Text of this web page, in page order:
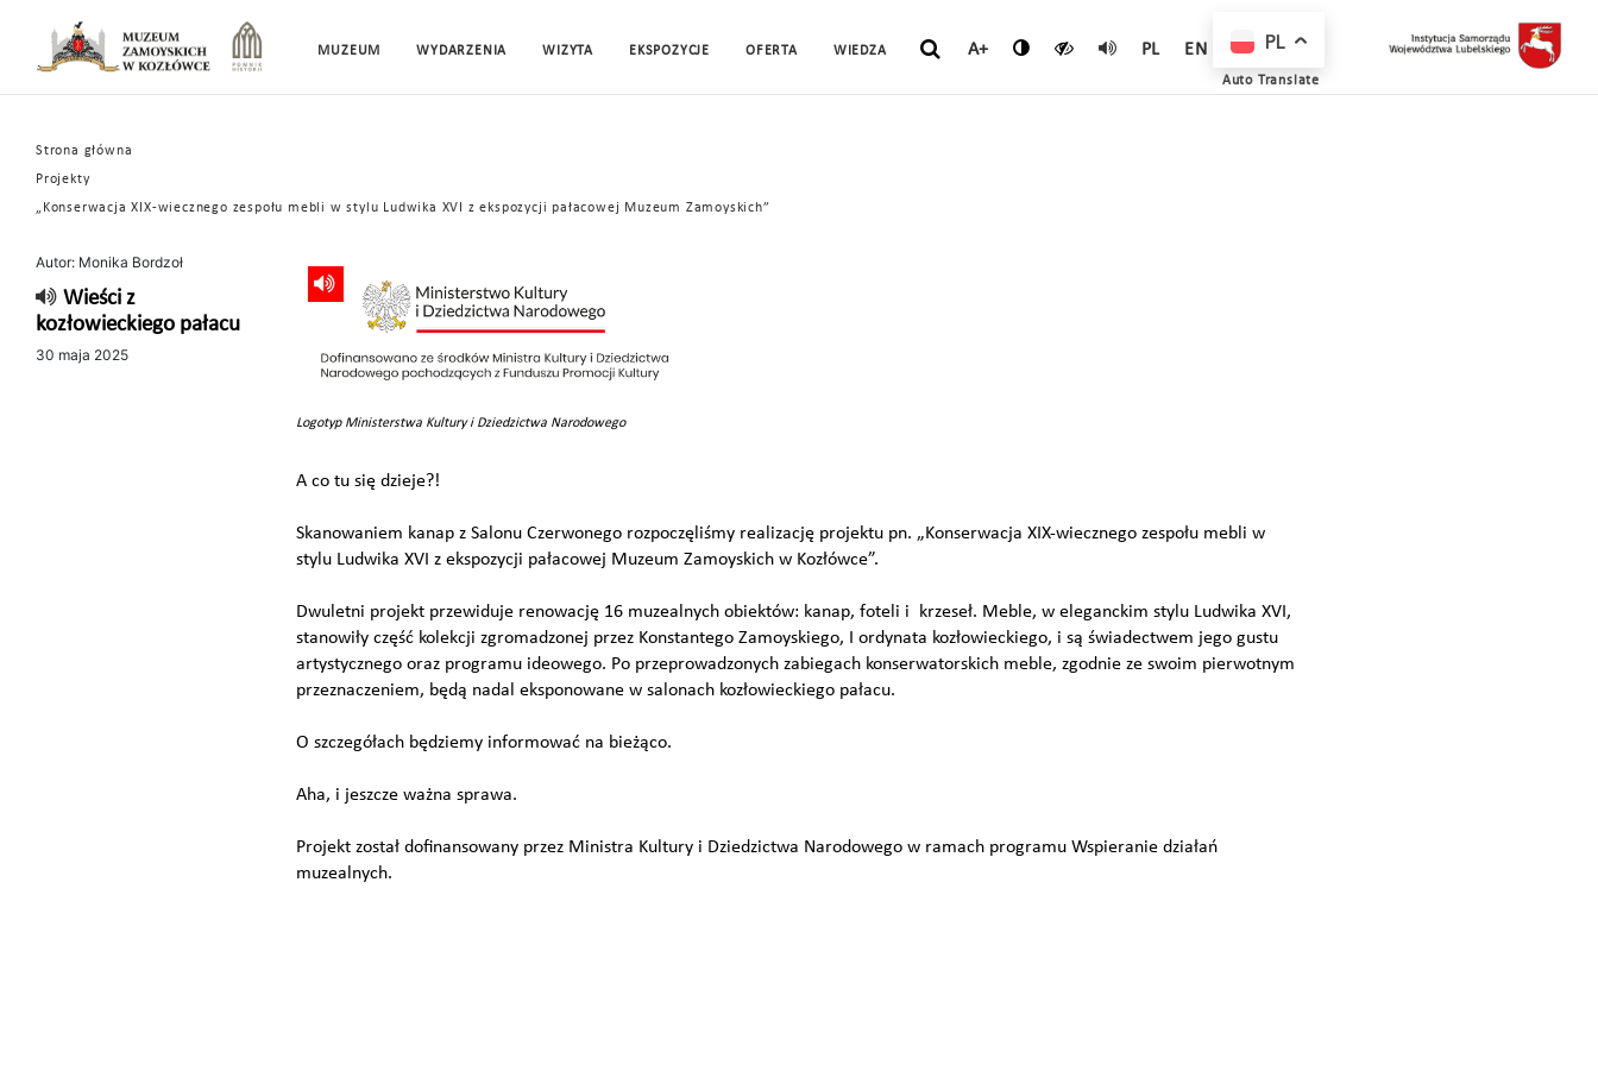
MUZEUM WYDARZENIA WIZYTA EKSPOZYCJE OFERTA WIEDZA A+ PL EN
Strona główna
Projekty
„Konserwacja XIX-wiecznego zespołu mebli w stylu Ludwika XVI z ekspozycji pałacowej Muzeum Zamoyskich”
Autor: Monika Bordzoł
Wieści z
kozłowieckiego pałacu
30 maja 2025
Logotyp Ministerstwa Kultury i Dziedzictwa Narodowego
A co tu się dzieje?!
Skanowaniem kanap z Salonu Czerwonego rozpoczęliśmy realizację projektu pn. „Konserwacja XIX-wiecznego zespołu mebli w
stylu Ludwika XVI z ekspozycji pałacowej Muzeum Zamoyskich w Kozłówce”.
Dwuletni projekt przewiduje renowację 16 muzealnych obiektów: kanap, foteli i krzeseł. Meble, w eleganckim stylu Ludwika XVI,
stanowiły część kolekcji zgromadzonej przez Konstantego Zamoyskiego, I ordynata kozłowieckiego, i są świadectwem jego gustu
artystycznego oraz programu ideowego. Po przeprowadzonych zabiegach konserwatorskich meble, zgodnie ze swoim pierwotnym
przeznaczeniem, będą nadal eksponowane w salonach kozłowieckiego pałacu.
O szczegółach będziemy informować na bieżąco.
Aha, i jeszcze ważna sprawa.
Projekt został dofinansowany przez Ministra Kultury i Dziedzictwa Narodowego w ramach programu Wspieranie działań
muzealnych.
PL
Auto Translate